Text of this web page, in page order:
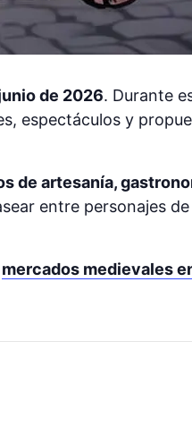
de 2026. Durante
espectáculos y
de artesanía,
entre personajes
mercados medievales